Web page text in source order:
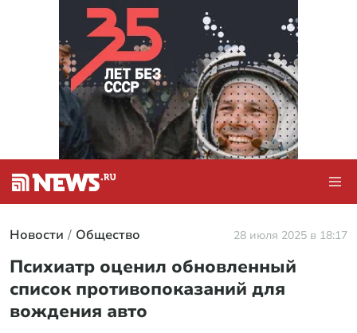
Новости Общество 28 июля 2025 в 18:17
Психиатр оценил обновленный
список противопоказаний для
вождения авто